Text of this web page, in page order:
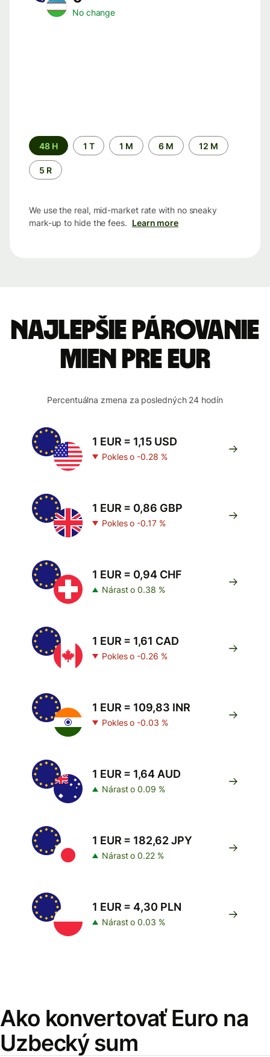
No change
Time
period
48 H 1 T 1 M 6 M 12 M
5 R
We use the real, mid-market rate with no sneaky
mark-up to hide the fees. Learn more
Najlepšie párovanie
mien pre EUR
Percentuálna zmena za posledných 24 hodín
1 EUR = 1,15 USD
Pokles o -0.28 %
1 EUR = 0,86 GBP
Pokles o -0.17 %
1 EUR = 0,94 CHF
Nárast o 0.38 %
1 EUR = 1,61 CAD
Pokles o -0.26 %
1 EUR = 109,83 INR
Pokles o -0.03 %
1 EUR = 1,64 AUD
Nárast o 0.09 %
1 EUR = 182,62 JPY
Nárast o 0.22 %
1 EUR = 4,30 PLN
Nárast o 0.03 %
Ako konvertovať Euro na
Uzbecký sum